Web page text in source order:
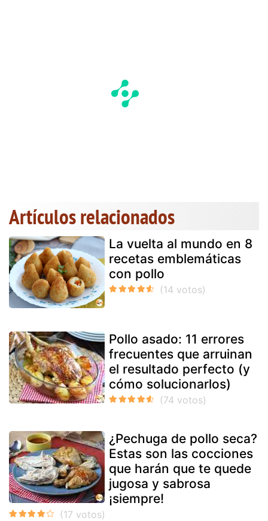
Artículos relacionados
La vuelta al mundo en 8
recetas emblemáticas
con pollo
Pollo asado: 11 errores
frecuentes que arruinan
el resultado perfecto (y
cómo solucionarlos)
¿Pechuga de pollo seca?
Estas son las cocciones
que harán que te quede
jugosa y sabrosa
¡siempre!